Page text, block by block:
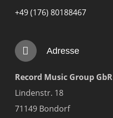
+49 (176) 80188467
Adresse
Record Music Group GbR
Lindenstr. 18
71149 Bondorf